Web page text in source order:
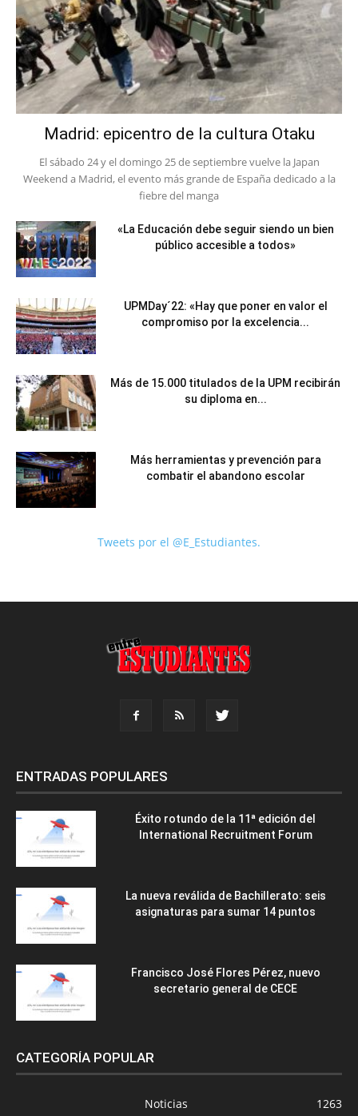
Madrid: epicentro de la cultura Otaku
El sábado 24 y el domingo 25 de septiembre vuelve la Japan
Weekend a Madrid, el evento más grande de España dedicado a la
fiebre del manga
«La Educación debe seguir siendo un bien
público accesible a todos»
UPMDay´22: «Hay que poner en valor el
compromiso por la excelencia...
Más de 15.000 titulados de la UPM recibirán
su diploma en...
Más herramientas y prevención para
combatir el abandono escolar
Tweets por el @E_Estudiantes.
ENTRADAS POPULARES
Éxito rotundo de la 11ª edición del
International Recruitment Forum
La nueva reválida de Bachillerato: seis
asignaturas para sumar 14 puntos
Francisco José Flores Pérez, nuevo
secretario general de CECE
CATEGORÍA POPULAR
Noticias 1263